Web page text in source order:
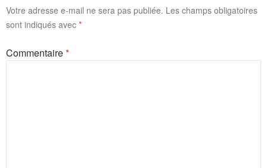
Votre adresse e-mail ne sera pas publiée. Les champs obligatoires
sont indiqués avec *
Commentaire*